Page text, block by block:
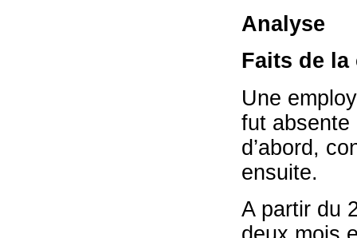
Analyse
Faits de la
Une
fut absente
d’abord,
ensuite.
A partir du